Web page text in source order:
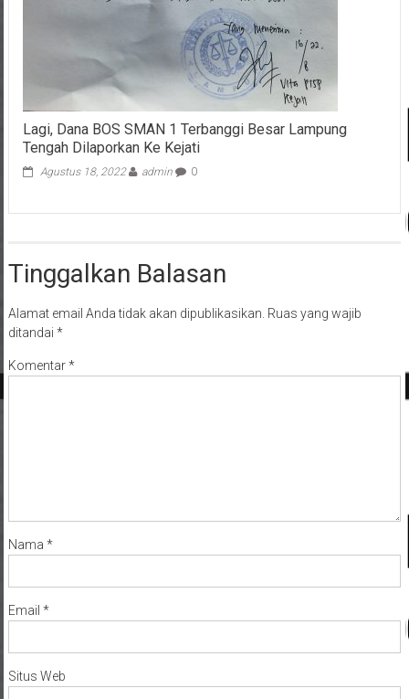
Lagi, Dana BOS SMAN 1 Terbanggi Besar Lampung
Tengah Dilaporkan Ke Kejati
Agustus 18, 2022 admin 0
Tinggalkan Balasan
Alamat email Anda tidak akan dipublikasikan. Ruas yang wajib
ditandai *
Komentar*
Nama *
Email *
Situs Web